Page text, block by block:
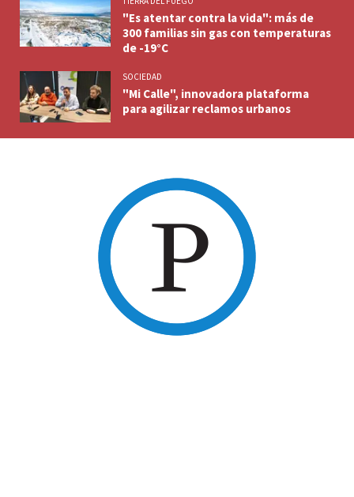
"Es atentar contra la vida": más de
300 familias sin gas con temperaturas
de -19°C
SOCIEDAD
"Mi Calle", innovadora plataforma
para agilizar reclamos urbanos